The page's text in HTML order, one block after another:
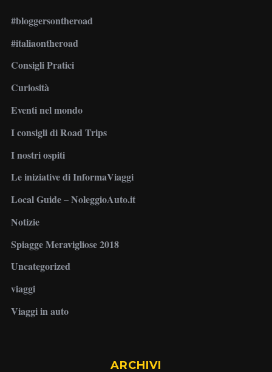
#bloggersontheroad
#italiaontheroad
Consigli Pratici
Curiosità
Eventi nel mondo
I consigli di Road Trips
I nostri ospiti
Le iniziative di InformaViaggi
Local Guide – NoleggioAuto.it
Notizie
Spiagge Meravigliose 2018
Uncategorized
viaggi
Viaggi in auto
ARCHIVI